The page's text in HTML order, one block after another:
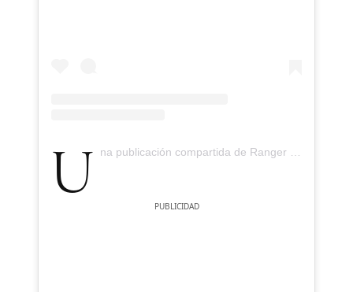
Una publicación compartida de Ranger Universal (@rangeruniversal)